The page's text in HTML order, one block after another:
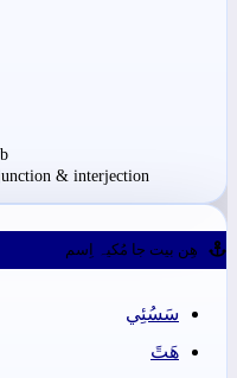
& interjection
ھِن بيت جا مُکيہ اِسم
سَسُئِي
ھَٿَ